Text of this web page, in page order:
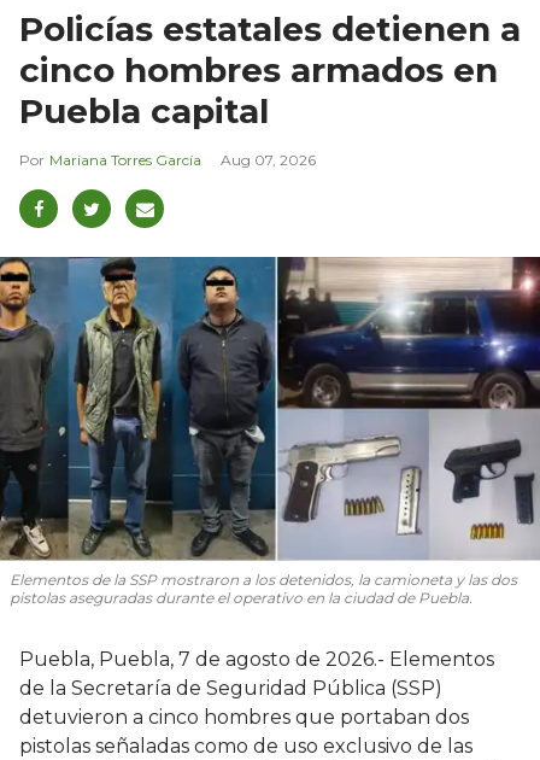
Policías estatales detienen a
cinco hombres armados en
Puebla capital
Mariana Torres García Aug 07, 2026
Elementos de la SSP mostraron a los detenidos, la camioneta y las dos
pistolas aseguradas durante el operativo en la ciudad de Puebla.
Puebla, Puebla, 7 de agosto de 2026.- Elementos
de la Secretaría de Seguridad Pública (SSP)
detuvieron a cinco hombres que portaban dos
pistolas señaladas como de uso exclusivo de las